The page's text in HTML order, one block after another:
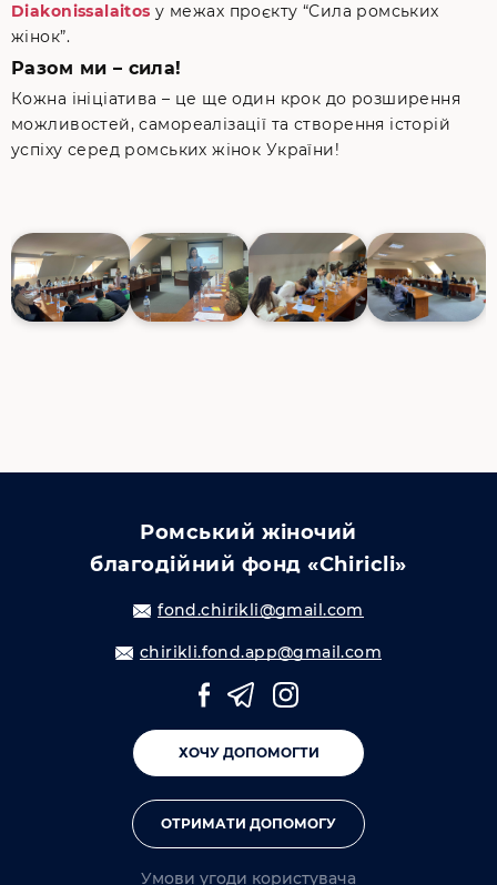
Diakonissalaitos у межах проєкту “Сила ромських
жінок”.
Разом ми – сила!
Кожна ініціатива – це ще один крок до розширення
можливостей, самореалізації та створення історій
успіху серед ромських жінок України!
Ромський жіночий
благодійний фонд «Chiricli»
fond.chirikli@gmail.com
chirikli.fond.app@gmail.com
ХОЧУ ДОПОМОГТИ
ОТРИМАТИ ДОПОМОГУ
Умови угоди користувача